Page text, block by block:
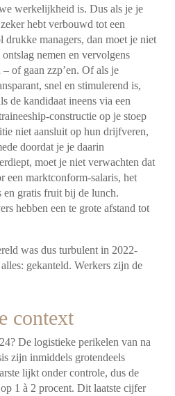
werkelijkheid is. Dus als je je
hebt verbouwd tot een
drukke managers, dan moet je niet
nemen en vervolgens
of gaan zzp’en. Of als je
snel en stimulerend is,
de kandidaat ineens via een
constructie op je stoep
niet aansluit op hun drijfveren,
doordat je je daarin
moet je niet verwachten dat
een marktconform-salaris, het
en gratis fruit bij de lunch.
hebben een te grote afstand tot
was dus turbulent in 2022-
gekanteld. Werkers zijn de
context
De logistieke perikelen van na
zijn inmiddels grotendeels
lijkt onder controle, dus de
1 à 2 procent. Dit laatste cijfer